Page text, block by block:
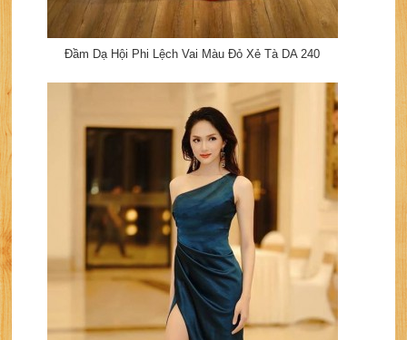
Đầm Dạ Hội Phi Lệch Vai Màu Đỏ Xẻ Tà DA 240